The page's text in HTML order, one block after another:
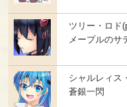
ツリー・ロド
メープルのサ
シャルレィス
蒼銀一閃